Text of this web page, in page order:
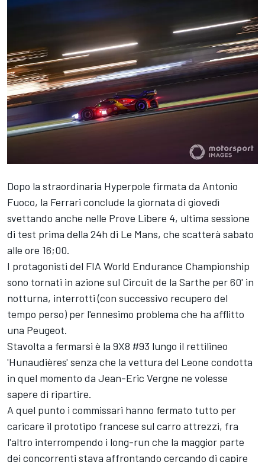
Dopo la straordinaria Hyperpole firmata da Antonio
Fuoco, la Ferrari conclude la giornata di giovedì
svettando anche nelle Prove Libere 4, ultima sessione
di test prima della 24h di Le Mans, che scatterà sabato
alle ore 16;00.
I protagonisti del FIA World Endurance Championship
sono tornati in azione sul Circuit de la Sarthe per 60' in
notturna, interrotti (con successivo recupero del
tempo perso) per l'ennesimo problema che ha afflitto
una Peugeot.
Stavolta a fermarsi è la 9X8 #93 lungo il rettilineo
'Hunaudières' senza che la vettura del Leone condotta
in quel momento da Jean-Eric Vergne ne volesse
sapere di ripartire.
A quel punto i commissari hanno fermato tutto per
caricare il prototipo francese sul carro attrezzi, fra
l'altro interrompendo i long-run che la maggior parte
dei concorrenti stava affrontando cercando di capire